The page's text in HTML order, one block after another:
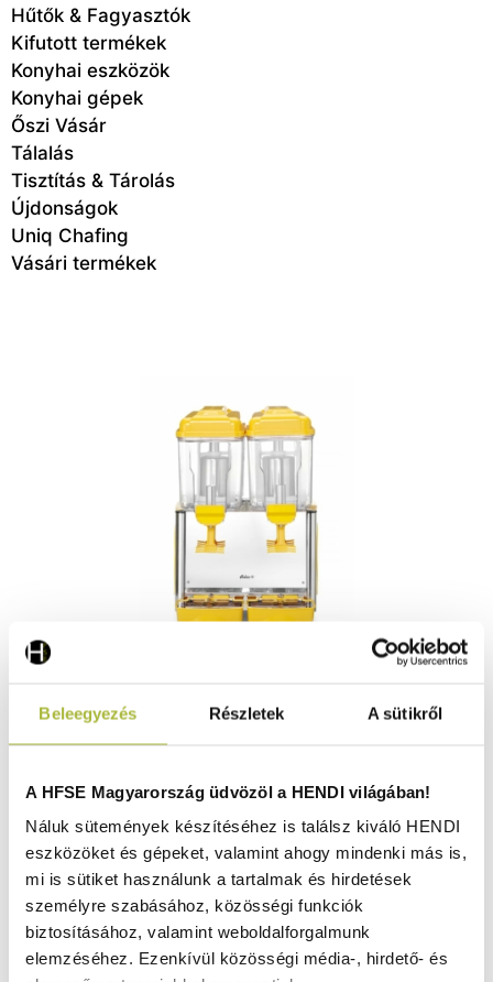
Beleegyezés Részletek A sütikről
A HFSE Magyarország üdvözöl a HENDI világában!
Náluk sütemények készítéséhez is találsz kiváló HENDI
eszközöket és gépeket, valamint ahogy mindenki más is,
mi is sütiket használunk a tartalmak és hirdetések
személyre szabásához, közösségi funkciók
biztosításához, valamint weboldalforgalmunk
elemzéséhez. Ezenkívül közösségi média-, hirdető- és
Hűtők & Fagyasztók
Kifutott termékek
Konyhai eszközök
Konyhai gépek
Őszi Vásár
Tálalás
Tisztítás & Tárolás
Újdonságok
Uniq Chafing
Vásári termékek
430x430x(H)640 mm - HENDI 425206
366.790Ft
(288.811Ft+ ÁFA)
KOSÁRBA